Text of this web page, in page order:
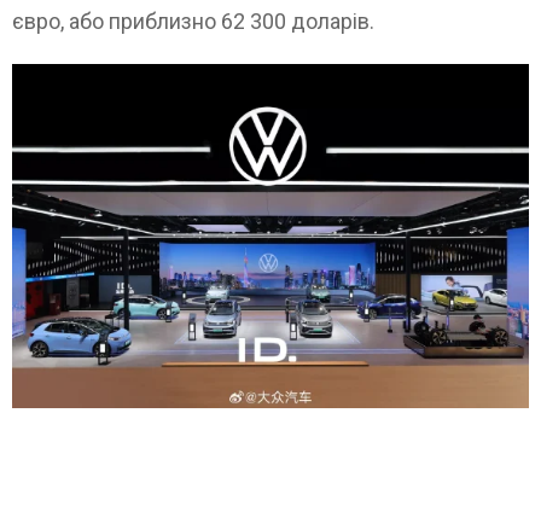
євро, або приблизно 62 300 доларів.